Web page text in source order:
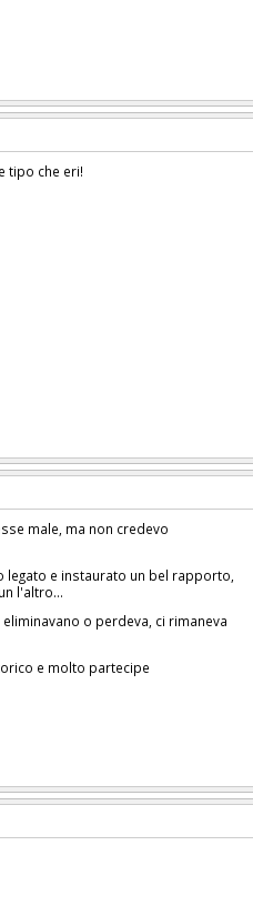
tipo che eri!
male, ma non credevo
legato e instaurato un bel rapporto,
l'altro...
o perdeva, ci rimaneva
e molto partecipe